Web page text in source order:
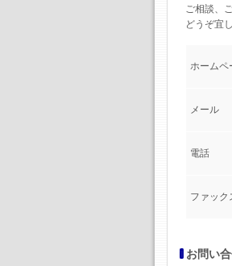
ご相談、
どうぞ宜
ホームペ
メール
電話
ファック
お問い